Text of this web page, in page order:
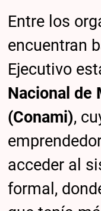
Entre los
encuentran
Ejecutivo
Nacional de
(Conami),
acceder al
formal,